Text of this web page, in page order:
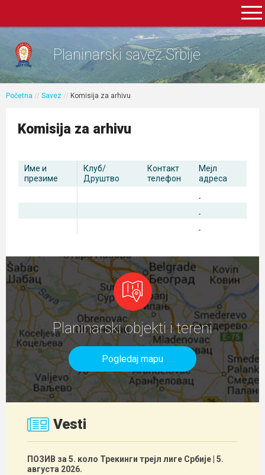
Planinarski savez Srbije
Početna // Savez // Komisija za arhivu
Komisija za arhivu
Име и
презиме
Клуб/
Друштво
Контакт
телефон
Мејл
адреса
Planinarski objekti i tereni
Pogledaj mapu
Vesti
ПОЗИВ за 5. коло Трекинги трејл лиге Србије | 5.
августа 2026.